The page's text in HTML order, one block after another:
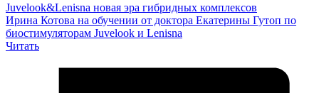
Juvelook&Lenisna новая эра гибридных комплексов
Ирина Котова на обучении от доктора Екатерины Гутоп по
биостимуляторам Juvelook и Lenisna
Читать